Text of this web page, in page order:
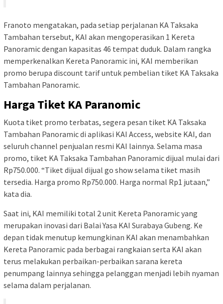
Franoto mengatakan, pada setiap perjalanan KA Taksaka
Tambahan tersebut, KAI akan mengoperasikan 1 Kereta​ ​
Panoramic dengan kapasitas 46 tempat duduk. Dalam rangka
memperkenalkan Kereta Panoramic ini, KAI memberikan
promo berupa discount tarif untuk pembelian tiket KA Taksaka
Tambahan Panoramic.
Harga Tiket KA Paranomic
Kuota tiket promo terbatas, segera pesan tiket KA Taksaka
Tambahan Panoramic di aplikasi KAI Access, website KAI, dan
seluruh channel penjualan resmi KAI lainnya. Selama masa
promo, tiket KA Taksaka Tambahan Panoramic dijual mulai dari
Rp750.000. “Tiket dijual dijual go show selama tiket masih
tersedia. Harga promo Rp750.000. Harga normal Rp1 jutaan,”
kata dia.
Saat ini, KAI memiliki total 2 unit Kereta Panoramic yang
merupakan inovasi dari Balai Yasa KAI Surabaya Gubeng. Ke
depan tidak menutup kemungkinan KAI akan menambahkan
Kereta Panoramic pada berbagai rangkaian serta KAI akan
terus melakukan perbaikan-perbaikan sarana kereta
penumpang lainnya sehingga pelanggan menjadi lebih nyaman
selama dalam perjalanan.